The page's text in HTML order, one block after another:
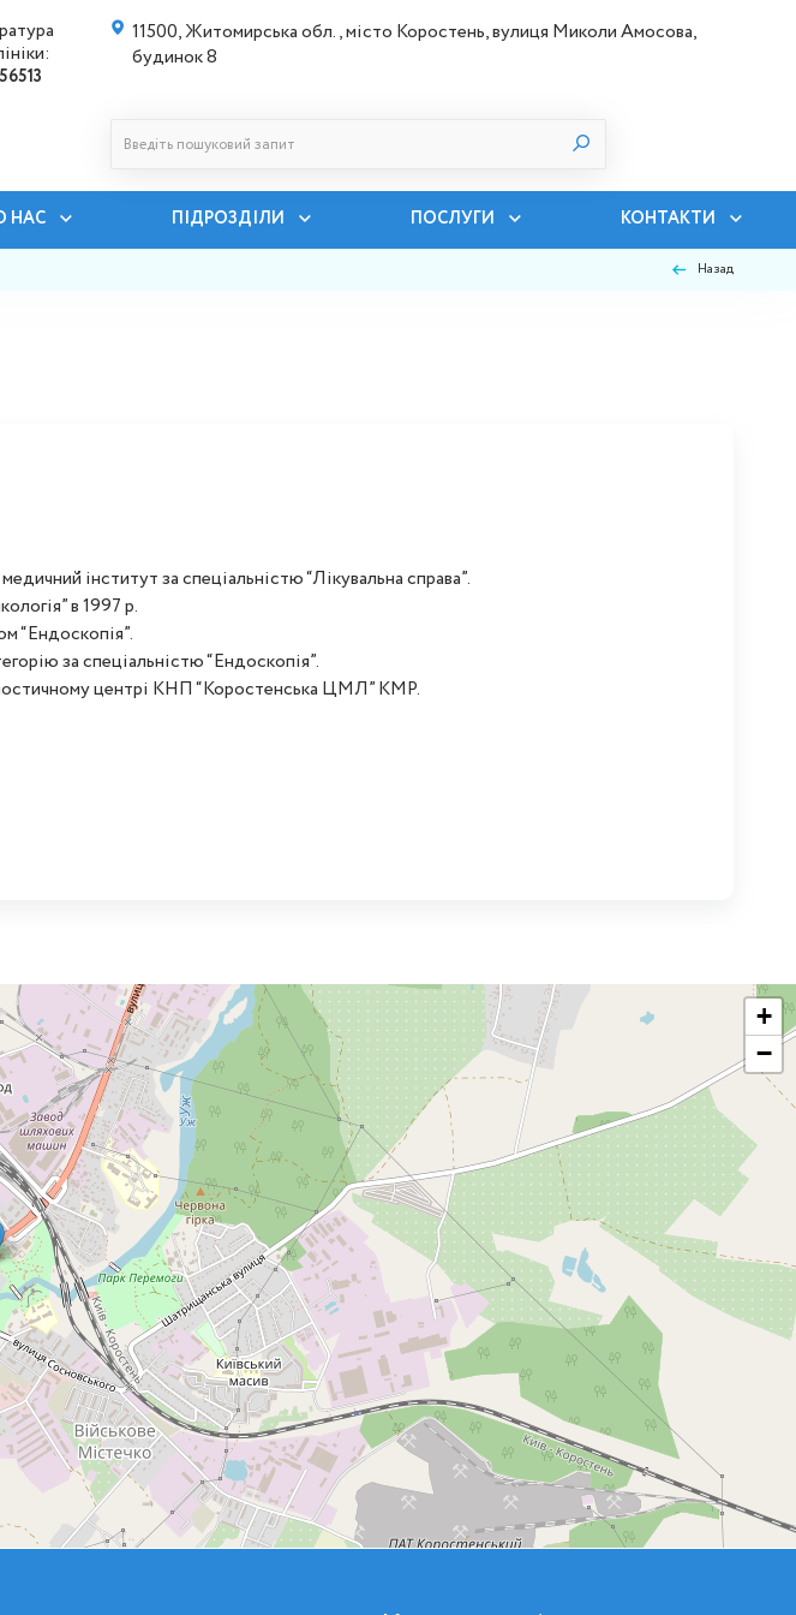
11500, Житомирська обл., місто Коростень, вулиця Миколи Амосова,
будинок 8
НАС ПІДРОЗДІЛИ ПОСЛУГИ КОНТАКТИ
Назад
інститут за спеціальністю “Лікувальна справа”.
в 1997 р.
“Ендоскопія”.
за спеціальністю “Ендоскопія”.
центрі КНП “Коростенська ЦМЛ” КМР.
+
−